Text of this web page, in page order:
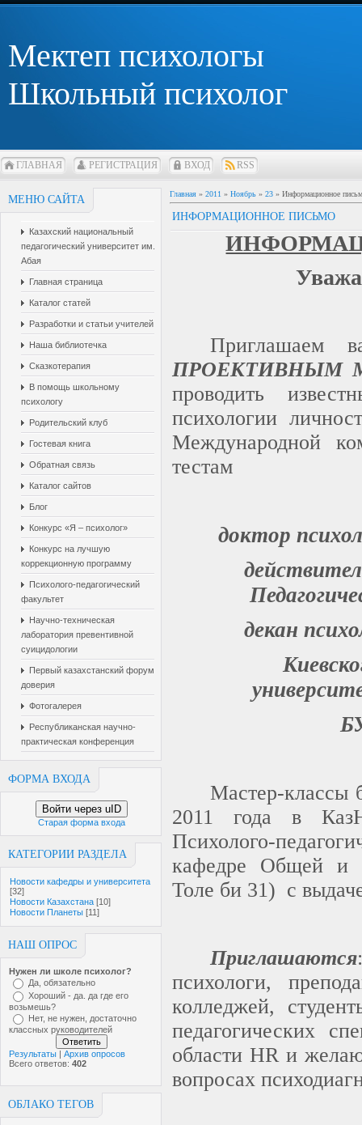
Мектеп психологы
Школьный психолог
ГЛАВНАЯ РЕГИСТРАЦИЯ ВХОД RSS
МЕНЮ САЙТА
Казахский национальный
педагогический университет им.
Абая
Главная страница
Каталог статей
Разработки и статьи учителей
Наша библиотечка
Сказкотерапия
В помощь школьному
психологу
Родительский клуб
Гостевая книга
Обратная связь
Каталог сайтов
Блог
Конкурс «Я – психолог»
Конкурс на лучшую
коррекционную программу
Психолого-педагогический
факультет
Научно-техническая
лаборатория превентивной
суицидологии
Первый казахстанский форум
доверия
Фотогалерея
Республиканская научно-
практическая конференция
ФОРМА ВХОДА
Войти через uID
Старая форма входа
КАТЕГОРИИ РАЗДЕЛА
Новости кафедры и университета
[32]
Новости Казахстана [10]
Новости Планеты [11]
НАШ ОПРОС
Нужен ли школе психолог?
Да, обязательно
Хороший - да. да где его
возьмешь?
Нет, не нужен, достаточно
классных руководителей
Результаты | Архив опросов
Всего ответов: 402
ОБЛАКО ТЕГОВ
Главная » 2011 » Ноябрь » 23 » Информационное
ИНФОРМАЦИОННОЕ ПИСЬМО
ПРОЕКТИВНЫМ
проводить
психологии
Международной
тестам
доктор
декан
Мастер-классы
2011 года в
Психолого-
кафедре Общей и
Толе би 31) с
Приглашаются
психологи,
колледжей,
педагогических
области HRи
вопросах